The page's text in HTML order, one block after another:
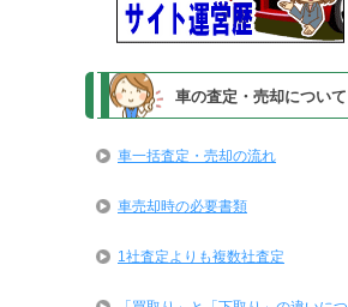
車の査定・売却について
車一括査定・売却の流れ
車売却時の必要書類
1社査定よりも複数社査定